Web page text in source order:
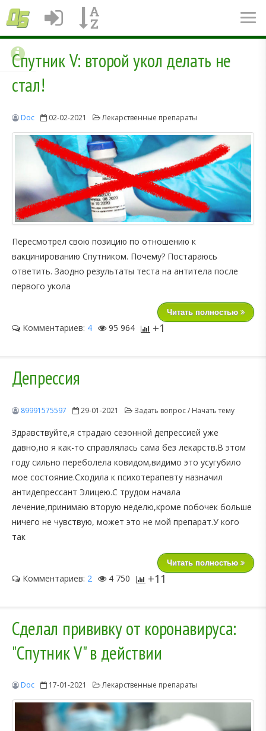
Спутник V: второй укол делать не
стал!
Doc 02-02-2021 Лекарственные препараты
Пересмотрел свою позицию по отношению к
вакцинированию Спутником. Почему? Постараюсь
ответить. Заодно результаты теста на антитела после
первого укола
Читать полностью
Комментариев: 4 95 964 +1
Депрессия
89991575597 29-01-2021 Задать вопрос / Начать тему
Здравствуйте,я страдаю сезонной депрессией уже
давно,но я как-то справлялась сама без лекарств.В этом
году сильно переболела ковидом,видимо это усугубило
мое состояние.Сходила к психотерапевту назначил
антидепрессант Элицею.С трудом начала
лечение,принимаю вторую неделю,кроме побочек больше
ничего не чувствую, может это не мой препарат.У кого
так
Читать полностью
Комментариев: 2 4 750 +11
Сделал прививку от коронавируса:
"Спутник V" в действии
Doc 17-01-2021 Лекарственные препараты